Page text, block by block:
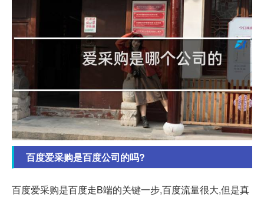
百度爱采购是百度公司的吗?
百度爱采购是百度走B端的关键一步,百度流量很大,但是真